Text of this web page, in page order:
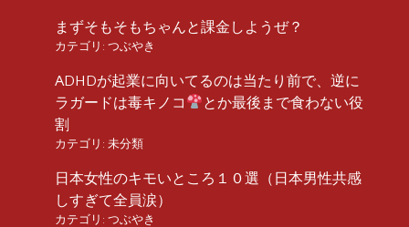
まずそもそもちゃんと課金しようぜ？
カテゴリ: つぶやき
ADHDが起業に向いてるのは当たり前で、逆に
ラガードは毒キノコ
とか最後まで食わない役
割
カテゴリ: 未分類
日本女性のキモいところ１０選（日本男性共感
しすぎて全員涙）
カテゴリ: つぶやき